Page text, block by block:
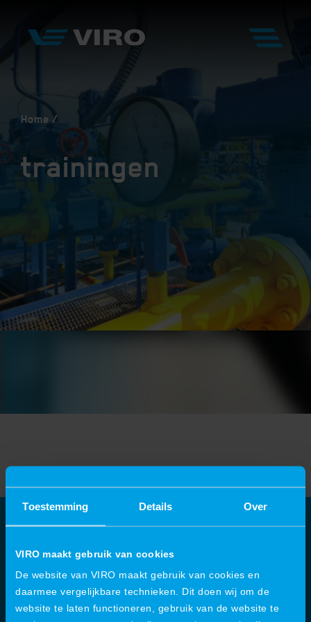
Toestemming Details Over
VIRO maakt gebruik van cookies
De website van VIRO maakt gebruik van cookies en
daarmee vergelijkbare technieken. Dit doen wij om de
website te laten functioneren, gebruik van de website te
Home
trainingen
Über VIRO
VIRO ist ein internationales Ingenieurbüro, das auf
ProjektmanagementundEngineeringspezialisiert ist.
Wir entwickeln, projektieren und realisieren komplexe